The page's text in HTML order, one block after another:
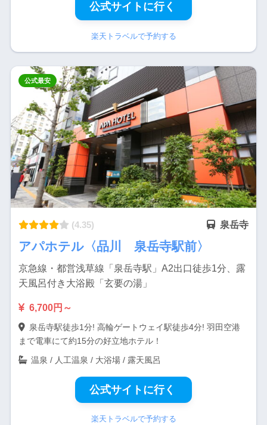
公式サイトに行く
楽天トラベルで予約する
(4.35) 泉岳寺
アパホテル〈品川 泉岳寺駅前〉
京急線・都営浅草線「泉岳寺駅」A2出口徒歩1分、露
天風呂付き大浴殿「玄要の湯」
6,700円～
泉岳寺駅徒歩1分! 高輪ゲートウェイ駅徒歩4分! 羽田空港
まで電車にて約15分の好立地ホテル！
温泉 / 人工温泉 / 大浴場 / 露天風呂
公式サイトに行く
楽天トラベルで予約する
公式最安